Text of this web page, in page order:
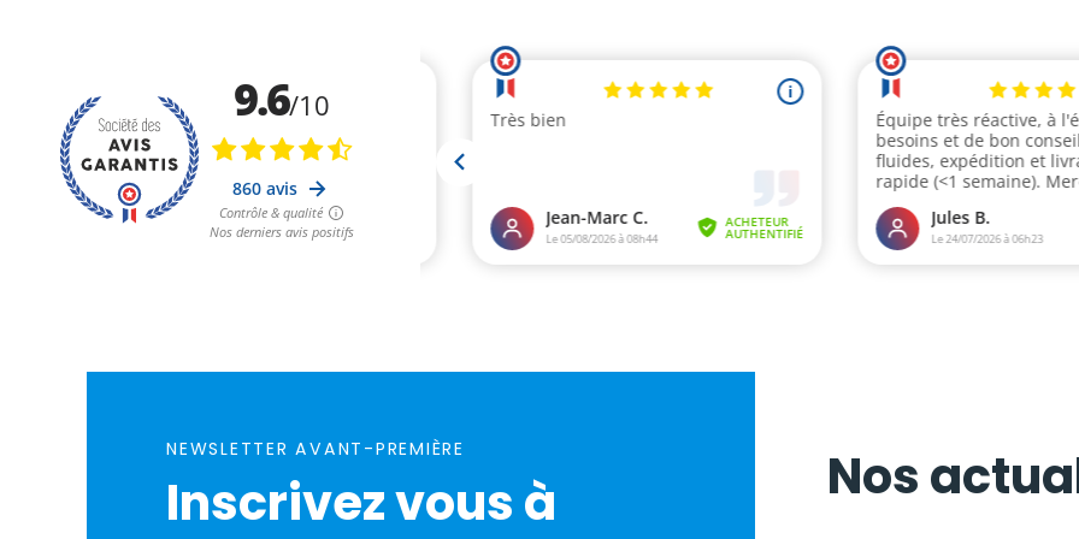
NEWSLETTER AVANT-PREMIÈRE
Inscrivez vous à
Nos